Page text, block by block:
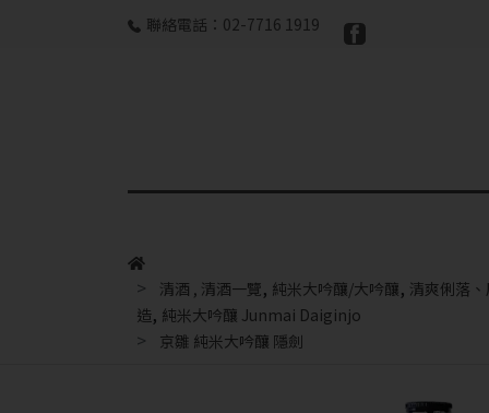
聯絡電話：02-7716 1919
清酒 , 清酒一覽, 純米大吟釀/大吟釀, 清爽俐落
造, 純米大吟釀 Junmai Daiginjo
京雛 純米大吟釀 隱劍